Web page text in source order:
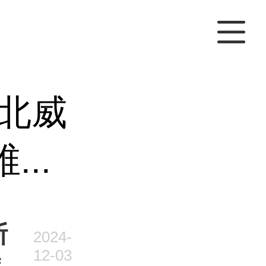
威
...
2024-
12-03